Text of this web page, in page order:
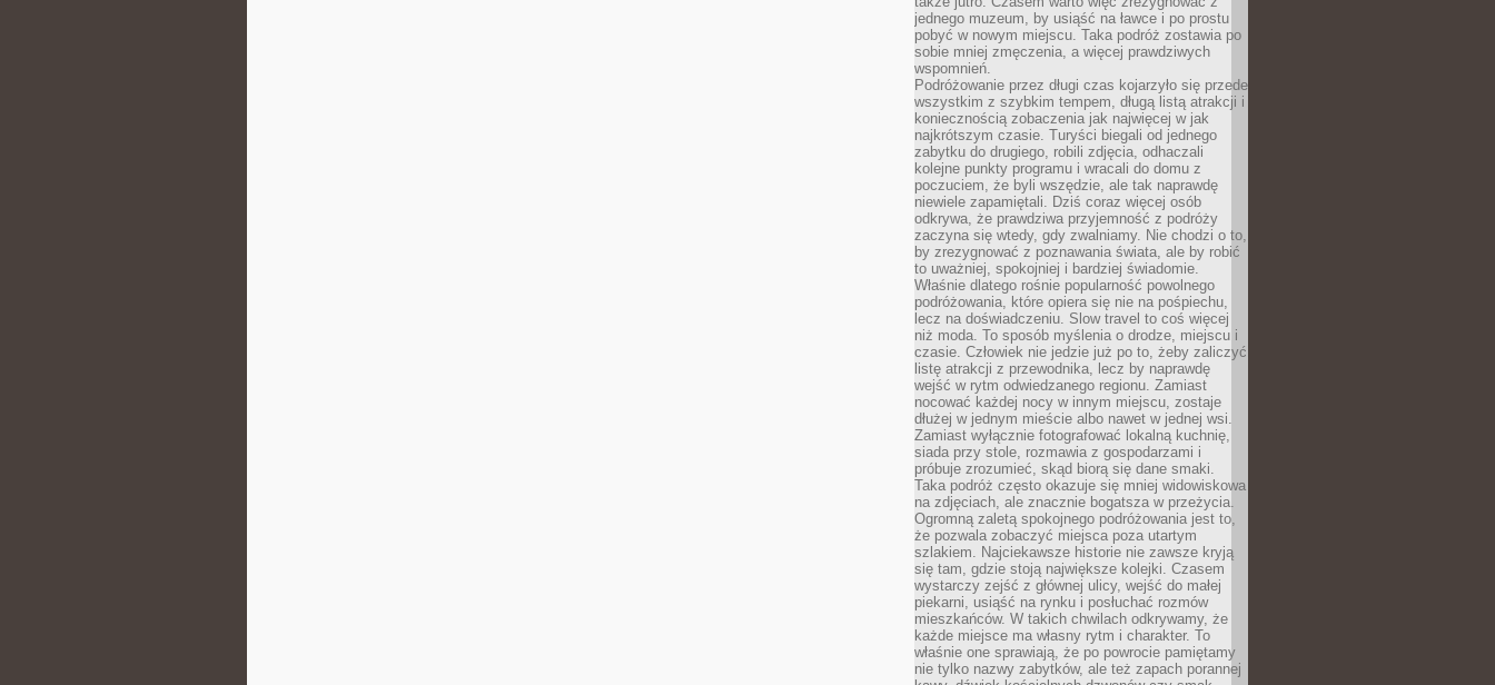
jednego muzeum, by usiąść na ławce i po prostu
pobyć w nowym miejscu. Taka podróż zostawia po
sobie mniej zmęczenia, a więcej prawdziwych
wspomnień.
Podróżowanie przez długi czas kojarzyło się przede
wszystkim z szybkim tempem, długą listą atrakcji i
koniecznością zobaczenia jak najwięcej w jak
najkrótszym czasie. Turyści biegali od jednego
zabytku do drugiego, robili zdjęcia, odhaczali
kolejne punkty programu i wracali do domu z
poczuciem, że byli wszędzie, ale tak naprawdę
niewiele zapamiętali. Dziś coraz więcej osób
odkrywa, że prawdziwa przyjemność z podróży
zaczyna się wtedy, gdy zwalniamy. Nie chodzi o to,
by zrezygnować z poznawania świata, ale by robić
to uważniej, spokojniej i bardziej świadomie.
Właśnie dlatego rośnie popularność powolnego
podróżowania, które opiera się nie na pośpiechu,
lecz na doświadczeniu. Slow travel to coś więcej
niż moda. To sposób myślenia o drodze, miejscu i
czasie. Człowiek nie jedzie już po to, żeby zaliczyć
listę atrakcji z przewodnika, lecz by naprawdę
wejść w rytm odwiedzanego regionu. Zamiast
nocować każdej nocy w innym miejscu, zostaje
dłużej w jednym mieście albo nawet w jednej wsi.
Zamiast wyłącznie fotografować lokalną kuchnię,
siada przy stole, rozmawia z gospodarzami i
próbuje zrozumieć, skąd biorą się dane smaki.
Taka podróż często okazuje się mniej widowiskowa
na zdjęciach, ale znacznie bogatsza w przeżycia.
Ogromną zaletą spokojnego podróżowania jest to,
że pozwala zobaczyć miejsca poza utartym
szlakiem. Najciekawsze historie nie zawsze kryją
się tam, gdzie stoją największe kolejki. Czasem
wystarczy zejść z głównej ulicy, wejść do małej
piekarni, usiąść na rynku i posłuchać rozmów
mieszkańców. W takich chwilach odkrywamy, że
każde miejsce ma własny rytm i charakter. To
właśnie one sprawiają, że po powrocie pamiętamy
nie tylko nazwy zabytków, ale też zapach porannej